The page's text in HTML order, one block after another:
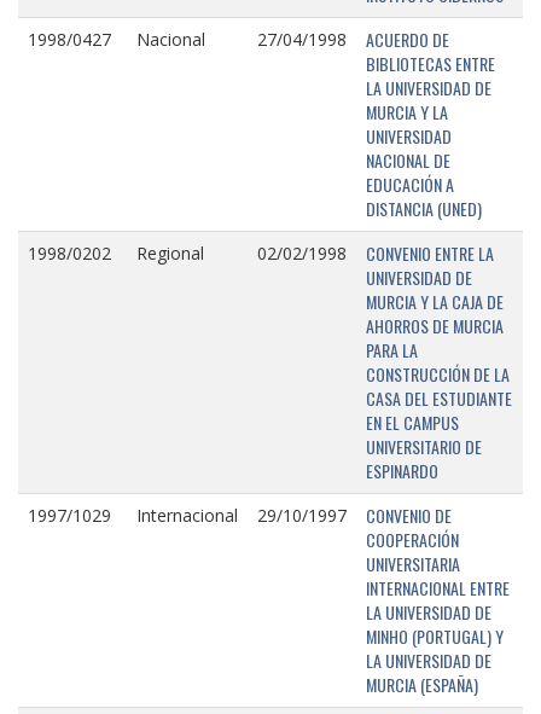
1998/0427 Nacional 27/04/1998
ACUERDO DE
BIBLIOTECAS ENTRE
LA UNIVERSIDAD DE
MURCIA Y LA
UNIVERSIDAD
NACIONAL DE
EDUCACIÓN A
DISTANCIA (UNED)
1998/0202 Regional 02/02/1998
CONVENIO ENTRE LA
UNIVERSIDAD DE
MURCIA Y LA CAJA DE
AHORROS DE MURCIA
PARA LA
CONSTRUCCIÓN DE LA
CASA DEL ESTUDIANTE
EN EL CAMPUS
UNIVERSITARIO DE
ESPINARDO
1997/1029 Internacional 29/10/1997
CONVENIO DE
COOPERACIÓN
UNIVERSITARIA
INTERNACIONAL ENTRE
LA UNIVERSIDAD DE
MINHO (PORTUGAL) Y
LA UNIVERSIDAD DE
MURCIA (ESPAÑA)